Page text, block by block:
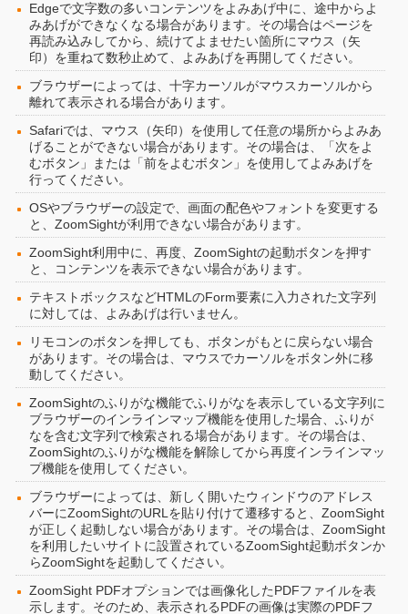
Edgeで文字数の多いコンテンツをよみあげ中に、途中からよ
みあげができなくなる場合があります。その場合はページを
再読み込みしてから、続けてよませたい箇所にマウス（矢
印）を重ねて数秒止めて、よみあげを再開してください。
ブラウザーによっては、十字カーソルがマウスカーソルから
離れて表示される場合があります。
Safariでは、マウス（矢印）を使用して任意の場所からよみあ
げることができない場合があります。その場合は、「次をよ
むボタン」または「前をよむボタン」を使用してよみあげを
行ってください。
OSやブラウザーの設定で、画面の配色やフォントを変更する
と、ZoomSightが利用できない場合があります。
ZoomSight利用中に、再度、ZoomSightの起動ボタンを押す
と、コンテンツを表示できない場合があります。
テキストボックスなどHTMLのForm要素に入力された文字列
に対しては、よみあげは行いません。
リモコンのボタンを押しても、ボタンがもとに戻らない場合
があります。その場合は、マウスでカーソルをボタン外に移
動してください。
ZoomSightのふりがな機能でふりがなを表示している文字列に
ブラウザーのインラインマップ機能を使用した場合、ふりが
なを含む文字列で検索される場合があります。その場合は、
ZoomSightのふりがな機能を解除してから再度インラインマッ
プ機能を使用してください。
ブラウザーによっては、新しく開いたウィンドウのアドレス
バーにZoomSightのURLを貼り付けて遷移すると、ZoomSight
が正しく起動しない場合があります。その場合は、ZoomSight
を利用したいサイトに設置されているZoomSight起動ボタンか
らZoomSightを起動してください。
ZoomSight PDFオプションでは画像化したPDFファイルを表
示します。そのため、表示されるPDFの画像は実際のPDFフ